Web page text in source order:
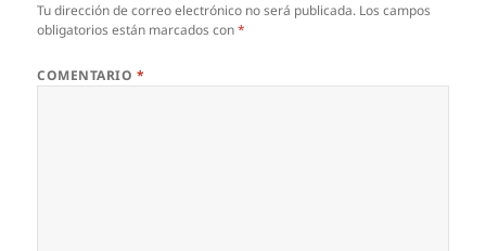
Tu dirección de correo electrónico no será publicada. Los campos
obligatorios están marcados con*
COMENTARIO *